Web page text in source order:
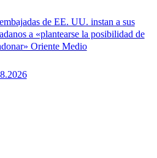
de EE. UU. instan a sus
a «plantearse la posibilidad de
Oriente Medio